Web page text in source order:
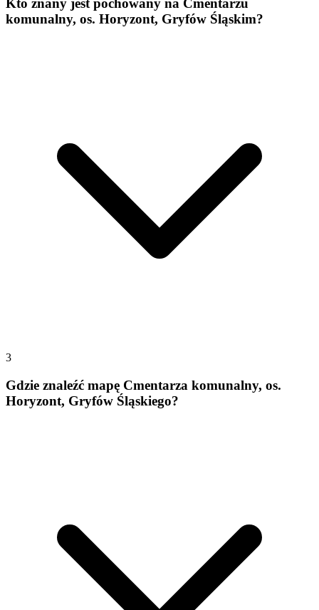
Kto znany jest pochowany na Cmentarzu
komunalny, os. Horyzont, Gryfów Śląskim?
3
Gdzie znaleźć mapę Cmentarza komunalny, os.
Horyzont, Gryfów Śląskiego?